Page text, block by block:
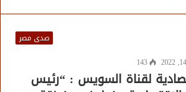
صدى مصر
143
لقناة السويس : “رئيس